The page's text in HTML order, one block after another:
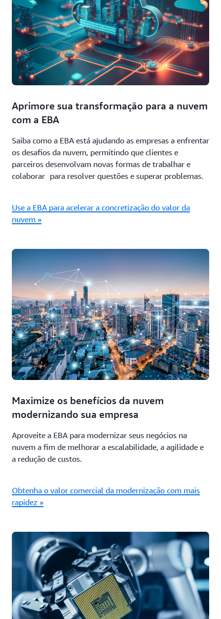
Aprimore sua transformação para a nuvem
com a EBA
Saiba como a EBA está ajudando as empresas a enfrentar
os desafios da nuvem, permitindo que clientes e
parceiros desenvolvam novas formas de trabalhar e
colaborar para resolver questões e superar problemas.
Use a EBA para acelerar a concretização do valor da
nuvem »
Maximize os benefícios da nuvem
modernizando sua empresa
Aproveite a EBA para modernizar seus negócios na
nuvem a fim de melhorar a escalabilidade, a agilidade e
a redução de custos.
Obtenha o valor comercial da modernização com mais
rapidez »